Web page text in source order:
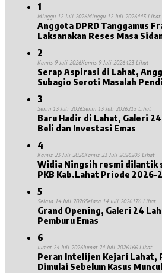
1
Minggu 12 Juli 2026Minggu 12 Juli 2026443 Lihat
Anggota DPRD Tanggamus Fraksi PKB Nuzul Irsan
Laksanakan Reses
2
Kamis 9 Juli 2026Kamis 9 Juli 2026423 Lihat
Serap Aspirasi di Lahat,
Subagio Soroti Masalah
3
Senin 13 Juli 2026Senin 13 Juli 2026215 Lihat
Baru Hadir di Lahat, Galeri 24
Beli dan Investasi Emas
4
Kamis 23 Juli 2026Kamis 23 Juli 2026203 Lihat
Widia Ningsih resmi dilantik
PKB Kab.Lahat Priode 2026-
5
Selasa 14 Juli 2026Selasa 14 Juli 2026176 Lihat
Grand Opening, Galeri 24
Pemburu Emas
6
Jumat 24 Juli 2026Jumat 24 Juli 2026166 Lihat
Peran Intelijen Kejari Lahat,
Dimulai Sebelum Kasus Muncul